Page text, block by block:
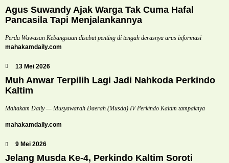
Agus Suwandy Ajak Warga Tak Cuma Hafal
Pancasila Tapi Menjalankannya
Perda Wawasan Kebangsaan disebut penting di tengah derasnya arus informasi
mahakamdaily.com
13 Mei 2026
Muh Anwar Terpilih Lagi Jadi Nahkoda Perkindo
Kaltim
Mahakam Daily — Musyawarah Daerah (Musda) IV Perkindo Kaltim tampaknya
mahakamdaily.com
9 Mei 2026
Jelang Musda Ke-4, Perkindo Kaltim Soroti